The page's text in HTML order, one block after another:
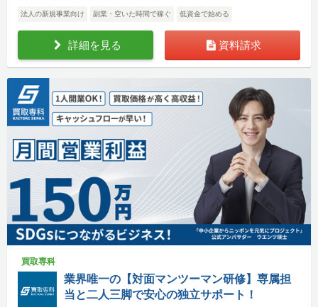
法人の新規事業向け 副業・空いた時間で稼ぐ 低資金で始める
詳細を見る 資料請求
買取専科
業界唯一の【対面マンツーマン研修】専属担
当と二人三脚で安心の独立サポート！